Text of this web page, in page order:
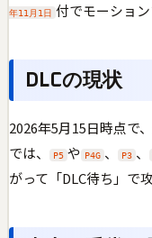
年11月1日 付でモーショ
DLCの現状
2026年5月15日時点で
では、 P5 や P4G 、 P3 、
がって「DLC待ち」で